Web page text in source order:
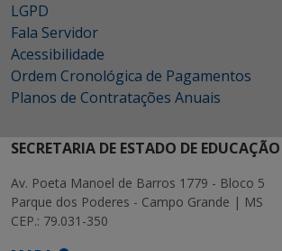
LGPD
Fala Servidor
Acessibilidade
Ordem Cronológica de Pagamentos
Planos de Contratações Anuais
SECRETARIA DE ESTADO DE EDUCAÇÃO
Av. Poeta Manoel de Barros 1779 - Bloco 5
Parque dos Poderes - Campo Grande | MS
CEP.: 79.031-350